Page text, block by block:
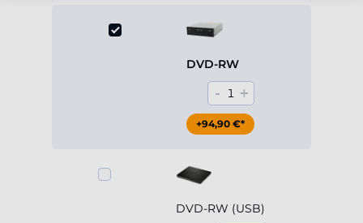
DVD-RW
- 1 +
+94,90 €*
DVD-RW (USB)